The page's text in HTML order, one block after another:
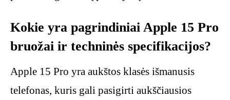
Kokie yra pagrindiniai Apple 15 Pro
bruožai ir techninės specifikacijos?
Apple 15 Pro yra aukštos klasės išmanusis
telefonas, kuris gali pasigirti aukščiausios